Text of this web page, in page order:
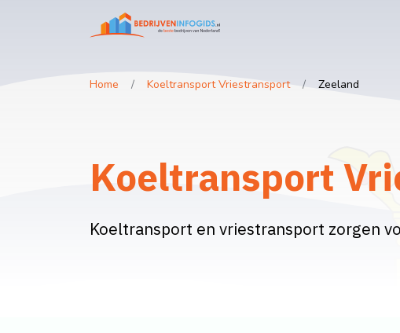
Home Koeltransport Vriestransport Zeeland
Koeltransport
Koeltransport en vriestransport zorgen